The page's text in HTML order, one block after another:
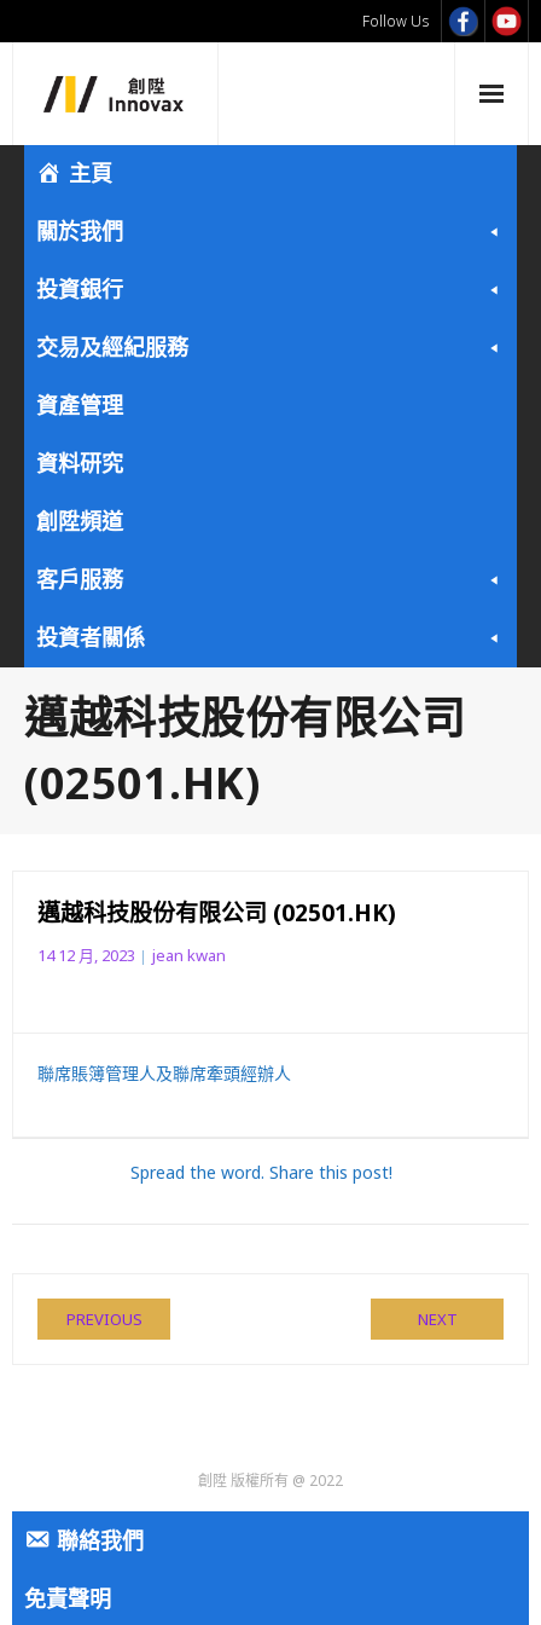
Follow Us
主頁
關於我們
投資銀行
交易及經紀服務
資產管理
資料研究
創陞頻道
客戶服務
投資者關係
邁越科技股份有限公司
(02501.HK)
邁越科技股份有限公司 (02501.HK)
14 12 月, 2023 jean kwan
聯席賬簿管理人及聯席牽頭經辦人
Spread the word. Share this post!
PREVIOUS NEXT
創陞 版權所有 @ 2022
聯絡我們
免責聲明